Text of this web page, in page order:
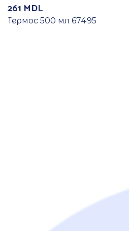
261 MDL
Термос 500 мл 67495